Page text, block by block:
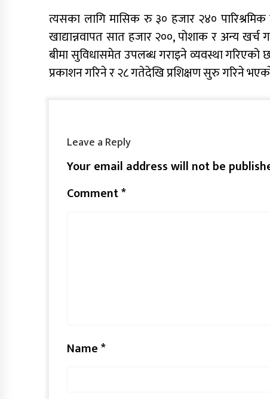
त्यसका लागि मासिक रु ३० हजार २४० पारिश्रमिक
खाद्यान्नवापत सात हजार २००, पोशाक र अन्य
बीमा सुविधासमेत उपलब्ध गराइने व्यवस्था गरिएको
प्रकाशन गरिने र २८ गतेदेखि प्रशिक्षण सुरु गरिने
Leave a Reply
Your email address will not be
Comment*
Name*